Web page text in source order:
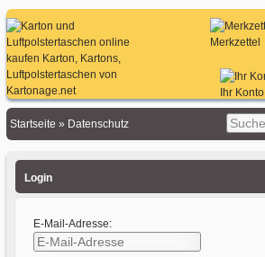
Merkzettel
Ihr Konto
Startseite » Datenschutz
Login
E-Mail-Adresse: